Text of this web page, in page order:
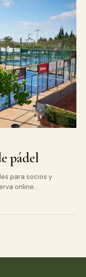
pádel
para socios y
online.